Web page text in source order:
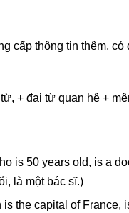
cấp thông tin thêm, có
+ đại từ quan hệ +
is 50 years old, is a
là một bác sĩ.)
is the capital of France,